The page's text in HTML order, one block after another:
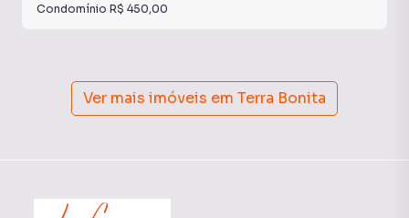
Condomínio R$ 450,00
Ver mais imóveis em Terra Bonita